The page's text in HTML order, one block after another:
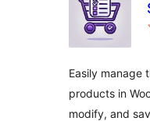
Easily manage
products in
modify, and